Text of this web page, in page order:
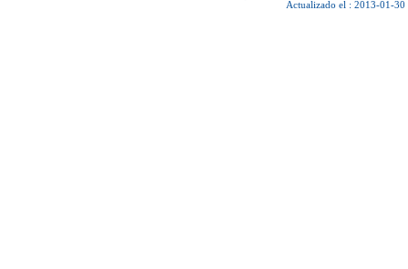
Actualizado el : 2013-01-30